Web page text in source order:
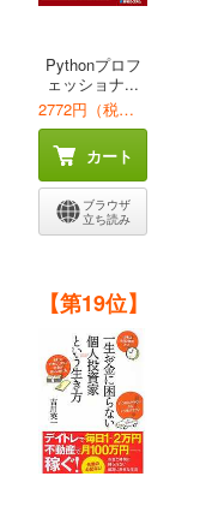
Pythonプロフ
ェッショナ...
2772円（税込）
カート
ブラウザ
立ち読み
【第19位】